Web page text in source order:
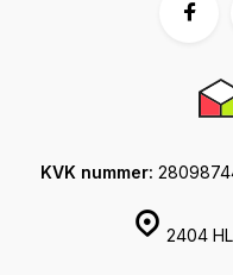
2404
KVK nummer: